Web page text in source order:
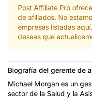
Post Affiliate Pro
de afiliados. No
empresas listadas
deseas que
Biografía del gerente de
Michael Morgan es un
sector de la Salud y la